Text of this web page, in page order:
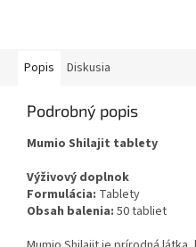
Popis Diskusia
Podrobný popis
Mumio Shilajit tablety
Výživový doplnok
Formulácia: Tablety
Obsah balenia: 50 tabliet